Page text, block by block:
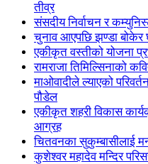
तीव्र
संसदीय निर्वाचन र
चुनाव आएपछि झण्डा बोकेर
एकीकृत वस्तीको योजना
रामराजा तिमिल्सिनाको
माओवादीले ल्याएको
पौडेल
एकीकृत शहरी विकास
आग्रह
चितवनका सुकुम्बासीलाई
कुशेश्वर महादेव मन्दिर